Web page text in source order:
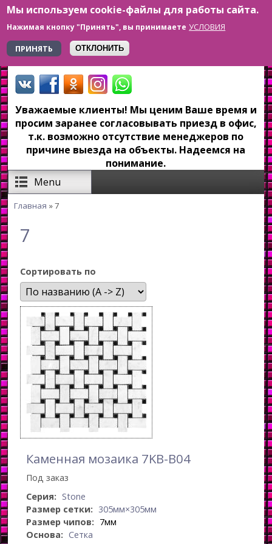
Мы используем cookie-файлы для работы сайта.
Нажимая кнопку "Принять", вы принимаете УСЛОВИЯ
ПРИНЯТЬ
ОТКЛОНИТЬ
Перейти к основному содержанию
+7 923 179-6-279
Уважаемые клиенты! Мы ценим Ваше время и
просим заранее согласовывать приезд в офис,
т.к. возможно отсутствие менеджеров по
причине выезда на объекты. Надеемся на
понимание.
Menu
Главная » 7
7
Сортировать по
Каменная мозаика 7KB-B04
Под заказ
Серия: Stone
Размер сетки: 305мм×305мм
Размер чипов: 7мм
Основа: Сетка